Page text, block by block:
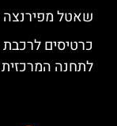
שאטל
כרטיסים
לתחנה המרכזית